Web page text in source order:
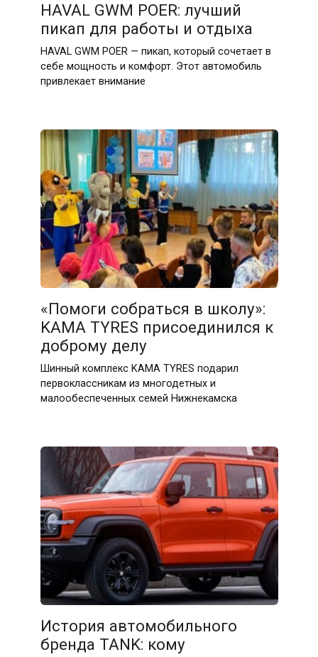
HAVAL GWM POER: лучший
пикап для работы и отдыха
HAVAL GWM POER — пикап, который сочетает в
себе мощность и комфорт. Этот автомобиль
привлекает внимание
«Помоги собраться в школу»:
KAMA TYRES присоединился к
доброму делу
Шинный комплекс KAMA TYRES подарил
первоклассникам из многодетных и
малообеспеченных семей Нижнекамска
История автомобильного
бренда TANK: кому